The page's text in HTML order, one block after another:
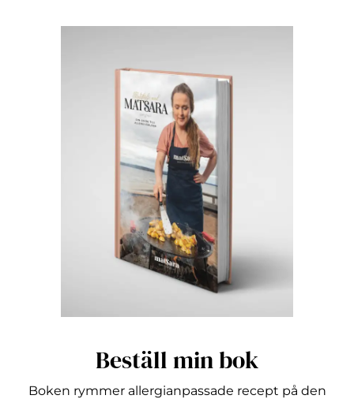
Beställ min bok
Boken rymmer allergianpassade recept på den